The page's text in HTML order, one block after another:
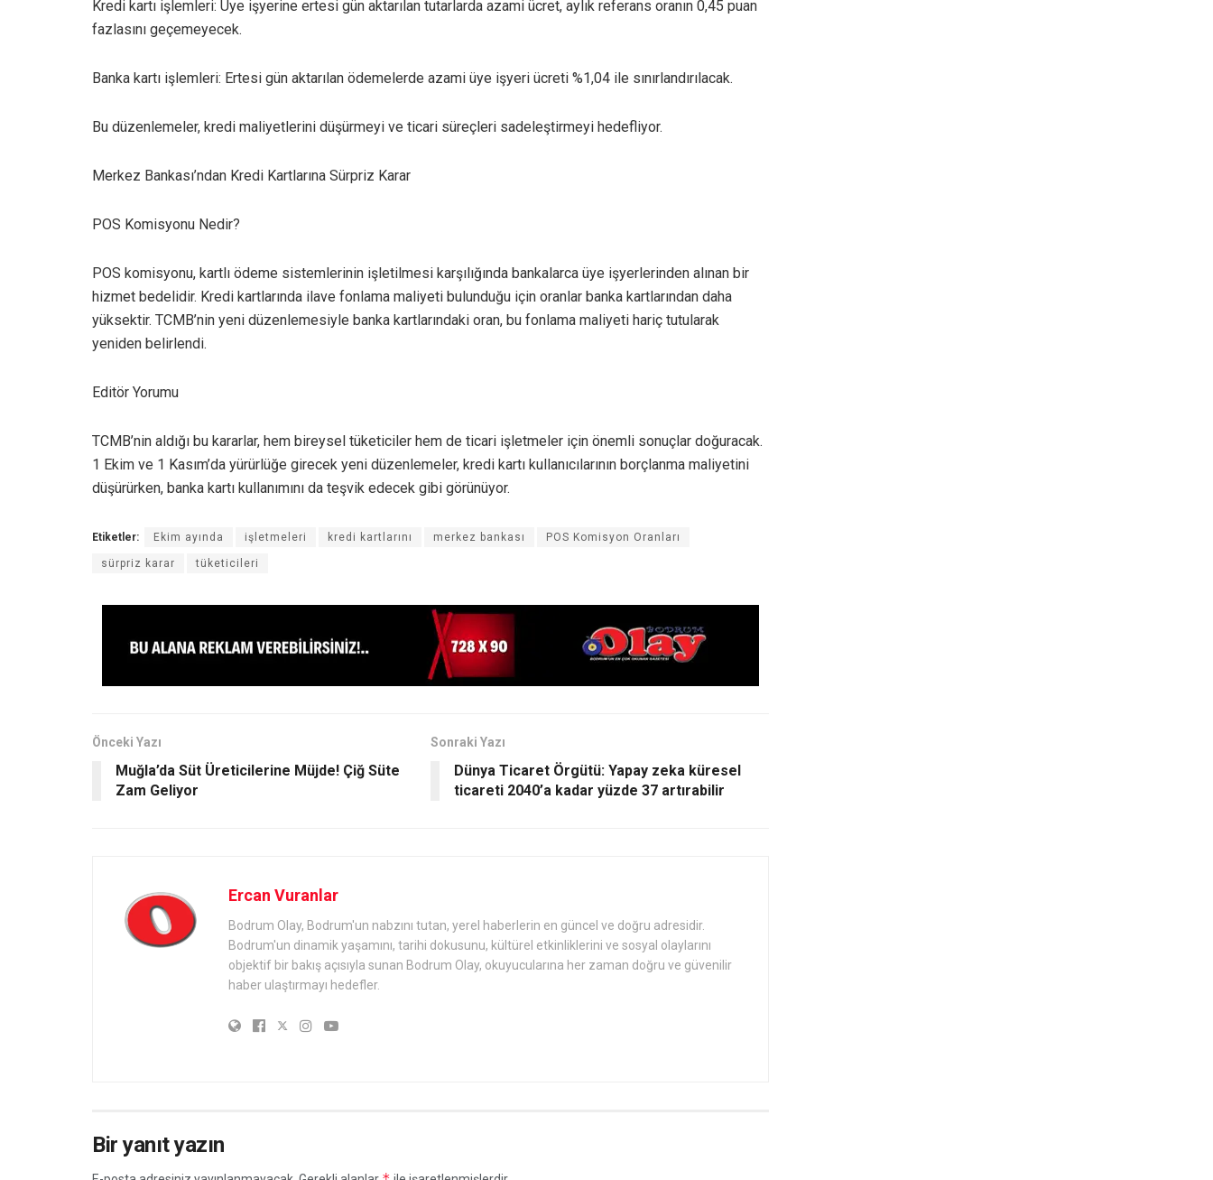
Kredi kartı işlemleri: Üye işyerine ertesi gün aktarılan tutarlarda azami ücret, aylık referans oranın 0,45 puan
fazlasını geçemeyecek.
Banka kartı işlemleri: Ertesi gün aktarılan ödemelerde azami üye işyeri ücreti %1,04 ile sınırlandırılacak.
Bu düzenlemeler, kredi maliyetlerini düşürmeyi ve ticari süreçleri sadeleştirmeyi hedefliyor.
Merkez Bankası’ndan Kredi Kartlarına Sürpriz Karar
POS Komisyonu Nedir?
POS komisyonu, kartlı ödeme sistemlerinin işletilmesi karşılığında bankalarca üye işyerlerinden alınan bir
hizmet bedelidir. Kredi kartlarında ilave fonlama maliyeti bulunduğu için oranlar banka kartlarından daha
yüksektir. TCMB’nin yeni düzenlemesiyle banka kartlarındaki oran, bu fonlama maliyeti hariç tutularak
yeniden belirlendi.
Editör Yorumu
TCMB’nin aldığı bu kararlar, hem bireysel tüketiciler hem de ticari işletmeler için önemli sonuçlar doğuracak.
1 Ekim ve 1 Kasım’da yürürlüğe girecek yeni düzenlemeler, kredi kartı kullanıcılarının borçlanma maliyetini
düşürürken, banka kartı kullanımını da teşvik edecek gibi görünüyor.
Etiketler: Ekim ayında işletmeleri kredi kartlarını merkez bankası POS Komisyon Oranları
sürpriz karar tüketicileri
Önceki Yazı
Muğla’da Süt Üreticilerine Müjde! Çiğ Süte
Zam Geliyor
Sonraki Yazı
Dünya Ticaret Örgütü: Yapay zeka küresel
ticareti 2040’a kadar yüzde 37 artırabilir
Ercan Vuranlar
Bodrum Olay, Bodrum'un nabzını tutan, yerel haberlerin en güncel ve doğru adresidir.
Bodrum'un dinamik yaşamını, tarihi dokusunu, kültürel etkinliklerini ve sosyal olaylarını
objektif bir bakış açısıyla sunan Bodrum Olay, okuyucularına her zaman doğru ve güvenilir
haber ulaştırmayı hedefler.
Bir yanıt yazın